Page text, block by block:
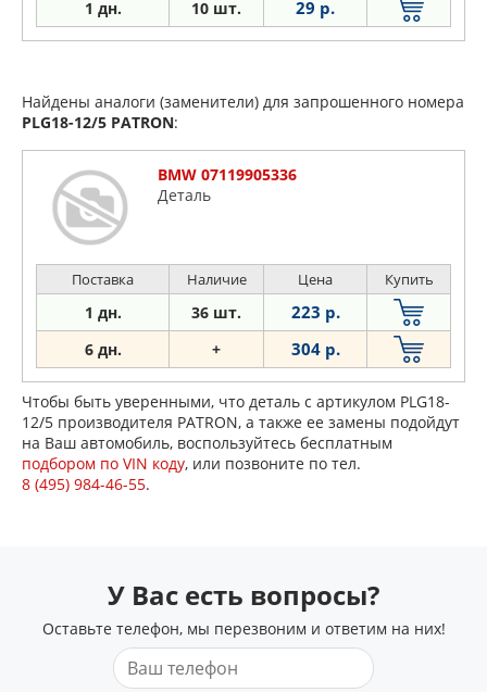
1 дн. 10 шт. 29 р.
Найдены аналоги (заменители) для запрошенного номера
PLG18-12/5 PATRON:
BMW 07119905336
Деталь
Поставка Наличие Цена Купить
1 дн. 36 шт. 223 р.
6 дн. + 304 р.
Чтобы быть уверенными, что деталь с артикулом PLG18-
12/5 производителя PATRON, а также ее замены подойдут
на Ваш автомобиль, воспользуйтесь бесплатным
подбором по VIN коду, или позвоните по тел.
8 (495) 984-46-55.
У Вас есть вопросы?
Оставьте телефон, мы перезвоним и ответим на них!